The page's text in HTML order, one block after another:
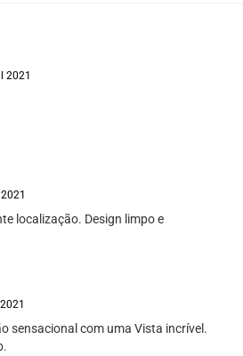
2021
localização. Design limpo e
sensacional com uma Vista incrível.